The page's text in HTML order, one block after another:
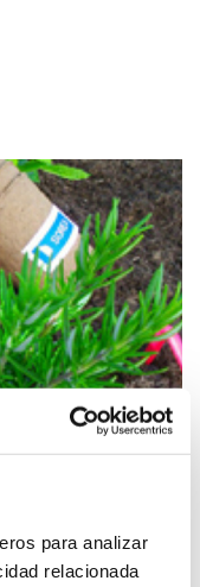
para analizar
relacionada